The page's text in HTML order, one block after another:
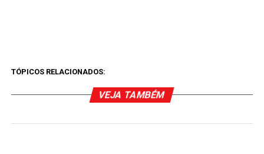
TÓPICOS RELACIONADOS:
VEJA TAMBÉM